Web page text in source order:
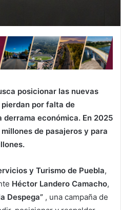
posicionar las nuevas
por falta de
económica. En 2025
de pasajeros y para
y Turismo de Puebla,
Héctor Landero Camacho,
Despega” , una campaña de